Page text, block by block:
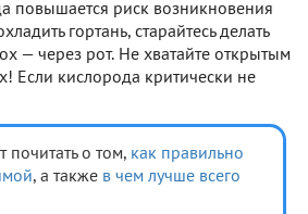
повышается риск возникновения
гортань, старайтесь делать
— через рот. Не хватайте открытым
Если кислорода критически не
почитать о том, как правильно
, а также в чем лучше всего